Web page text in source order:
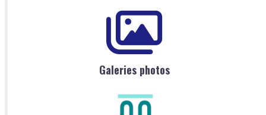
Galeries photos